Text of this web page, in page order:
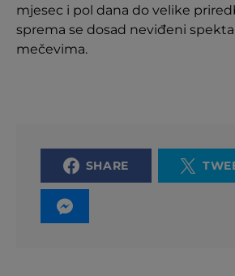
mjesec i pol dana do velike
sprema se dosad neviđeni
mečevima.
SHARE